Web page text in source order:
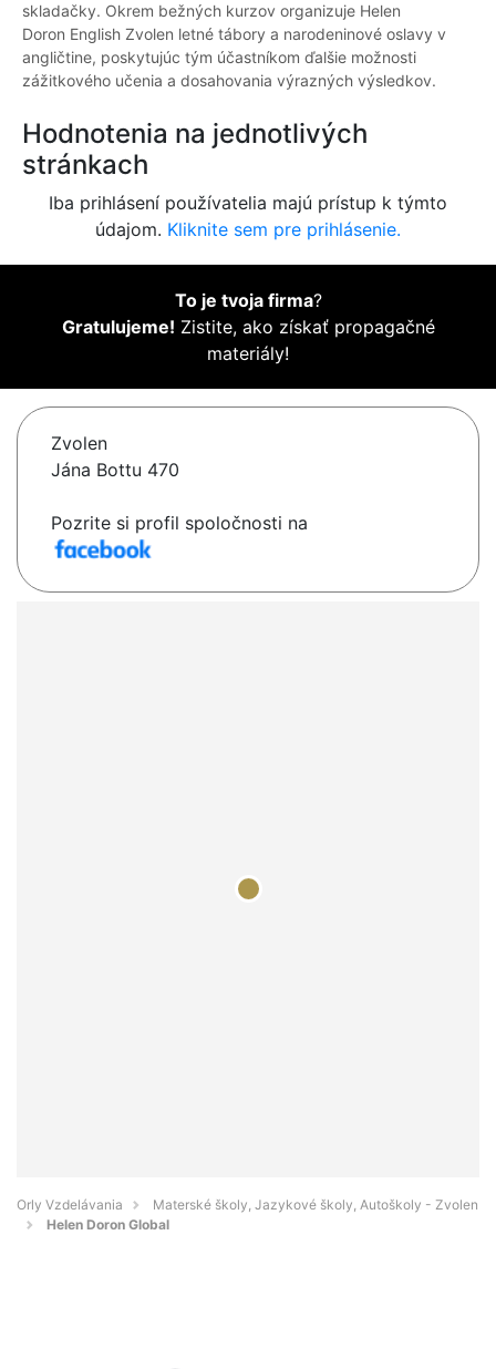
skladačky. Okrem bežných kurzov organizuje Helen
Doron English Zvolen letné tábory a narodeninové oslavy v
angličtine, poskytujúc tým účastníkom ďalšie možnosti
zážitkového učenia a dosahovania výrazných výsledkov.
Hodnotenia na jednotlivých
stránkach
Iba prihlásení používatelia majú prístup k týmto
údajom. Kliknite sem pre prihlásenie.
To je tvoja firma?
Gratulujeme! Zistite, ako získať propagačné
materiály!
Zvolen
Jána Bottu 470
Pozrite si profil spoločnosti na
Orly Vzdelávania
Materské školy, Jazykové školy, Autoškoly - Zvolen
Helen Doron Global